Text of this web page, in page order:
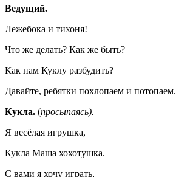
Ведущий.
Лежебока и тихоня!
Что же делать? Как же быть?
Как нам Куклу разбудить?
Давайте, ребятки похлопаем и потопаем.
Кукла. (просыпаясь).
Я весёлая игрушка,
Кукла Маша хохотушка.
С вами я хочу играть,